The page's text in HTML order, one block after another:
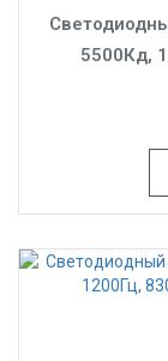
5500Кд,